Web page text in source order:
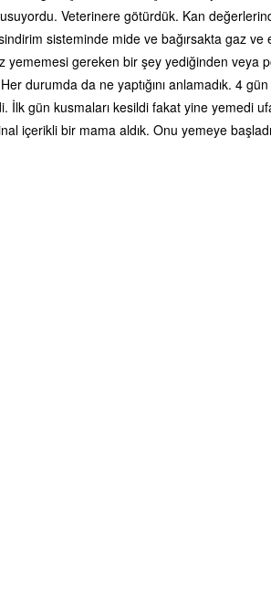
kusuyordu. Veterinere götürdük. Kan
sisteminde mide ve bağırsakta gaz
yememesi gereken bir şey yediğinden veya
durumda da ne yaptığını anlamadık. 4
İlk gün kusmaları kesildi fakat yine yemedi
içerikli bir mama aldık. Onu yemeye